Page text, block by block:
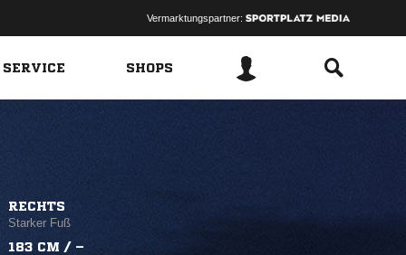
Vermarktungspartner:
SHOPS
RECHTS
Starker Fuß
183 CM / –